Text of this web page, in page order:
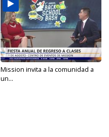
Mission invita a la comunidad a
un...